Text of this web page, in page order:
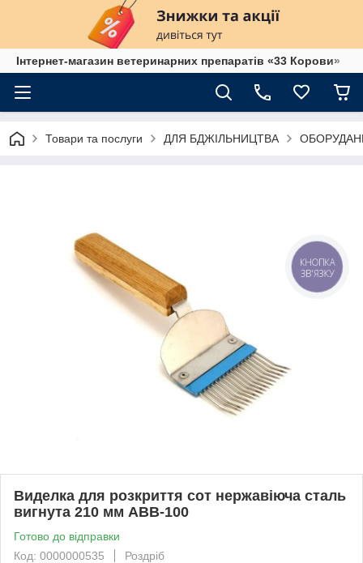
Інтернет-магазин ветеринарних препаратів «33 Корови»
Товари та послуги ДЛЯ БДЖІЛЬНИЦТВА
Виделка для розкриття сот нержавіюча сталь
вигнута 210 мм АВВ-100
Готово до відправки
Код: 0000000535
Роздріб
КНОПКА
ЗВ'ЯЗКУ